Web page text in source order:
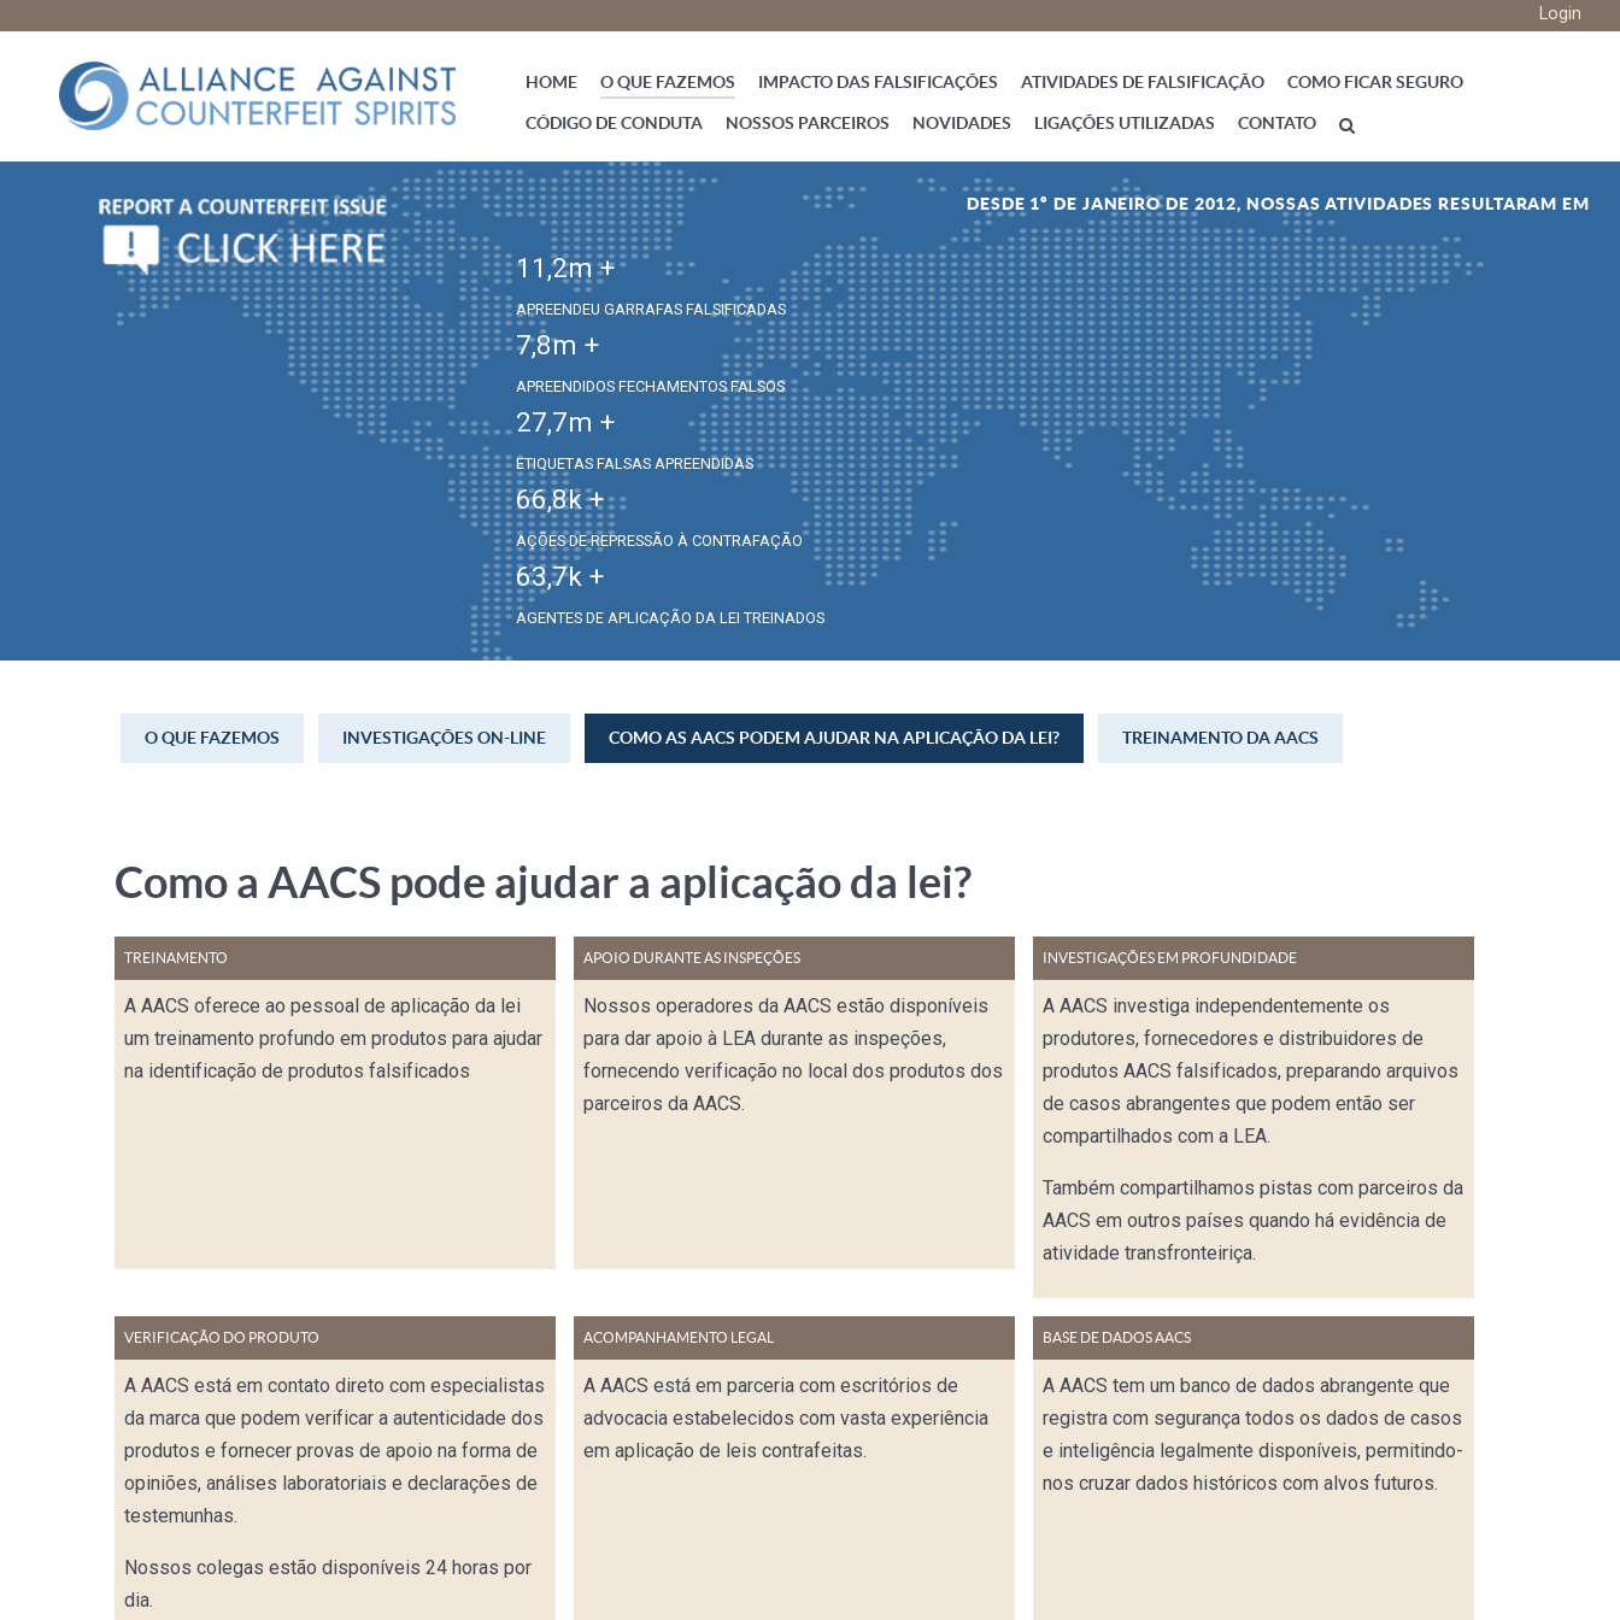
Login
HOME O QUE FAZEMOS IMPACTO DAS FALSIFICAÇÕES ATIVIDADES DE FALSIFICAÇÃO COMO FICAR SEGURO
CÓDIGO DE CONDUTA NOSSOS PARCEIROS NOVIDADES LIGAÇÕES UTILIZADAS CONTATO
DESDE 1º DE JANEIRO DE 2012, NOSSAS ATIVIDADES RESULTARAM EM
11,2m +
APREENDEU GARRAFAS FALSIFICADAS
7,8m +
APREENDIDOS FECHAMENTOS FALSOS
27,7m +
ETIQUETAS FALSAS APREENDIDAS
66,8k +
AÇÕES DE REPRESSÃO À CONTRAFAÇÃO
63,7k +
AGENTES DE APLICAÇÃO DA LEI TREINADOS
O QUE FAZEMOS INVESTIGAÇÕES ON-LINE COMO AS AACS PODEM AJUDAR NA APLICAÇÃO DA LEI? TREINAMENTO DA AACS
Como a AACS pode ajudar a aplicação da lei?
TREINAMENTO
A AACS oferece ao pessoal de aplicação da lei
um treinamento profundo em produtos para ajudar
na identificação de produtos falsificados
APOIO DURANTE AS INSPEÇÕES
Nossos operadores da AACS estão disponíveis
para dar apoio à LEA durante as inspeções,
fornecendo verificação no local dos produtos dos
parceiros da AACS.
INVESTIGAÇÕES EM PROFUNDIDADE
A AACS investiga independentemente os
produtores, fornecedores e distribuidores de
produtos AACS falsificados, preparando arquivos
de casos abrangentes que podem então ser
compartilhados com a LEA.
Também compartilhamos pistas com parceiros da
AACS em outros países quando há evidência de
atividade transfronteiriça.
VERIFICAÇÃO DO PRODUTO
A AACS está em contato direto com especialistas
da marca que podem verificar a autenticidade dos
produtos e fornecer provas de apoio na forma de
opiniões, análises laboratoriais e declarações de
testemunhas.
Nossos colegas estão disponíveis 24 horas por
dia.
ACOMPANHAMENTO LEGAL
A AACS está em parceria com escritórios de
advocacia estabelecidos com vasta experiência
em aplicação de leis contrafeitas.
BASE DE DADOS AACS
A AACS tem um banco de dados abrangente que
registra com segurança todos os dados de casos
e inteligência legalmente disponíveis, permitindo-
nos cruzar dados históricos com alvos futuros.